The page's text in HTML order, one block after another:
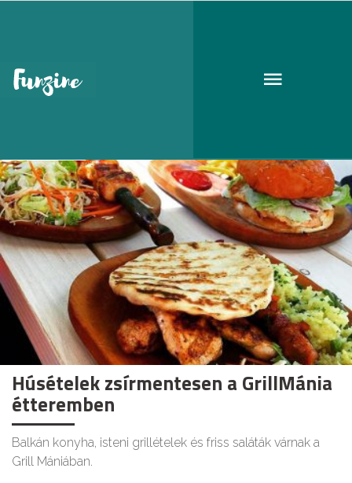
burrito
Húsételek zsírmentesen a GrillMánia
étteremben
Balkán konyha, isteni grillételek és friss saláták várnak a
Grill Mániában.